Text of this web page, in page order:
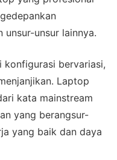
unsur-unsur lainnya.
bervariasi,
Laptop
kata mainstream
yang berangsur-
yang baik dan daya